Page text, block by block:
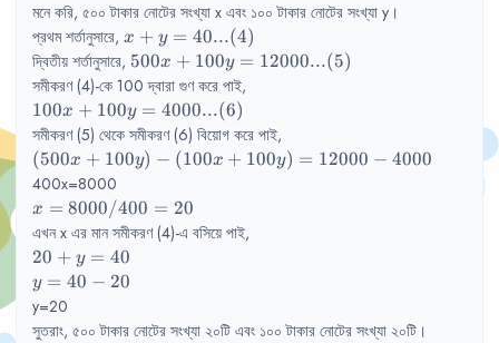
মনে করি, ৫০০ টাকার নোটের সংখ্যা x এবং ১০০ টাকার নোটের সংখ্যা y ।
প্রথম শর্তানুসারে, x+y=40
...(4)
x + y = 40...(4)
দ্বিতীয় শর্তানুসারে, 500x+100y=12000
...(5)
500x + 100y = 12000...(5)
সমীকরণ (4)-কে 100 দ্বারা গুণ করে পাই,
100x+100y=4000
...(6)
100x + 100y = 4000...(6)
সমীকরণ (5) থেকে সমীকরণ (6) বিয়োগ করে পাই,
(500x+100y)-
(100x+100y)=12000-
4000
(500x + 100y) − (100x + 100y) = 12000 − 4000
400x=8000
x=8000/400
= 20
x = 8000/400 = 20
এখন x এর মান সমীকরণ (4)-এ বসিয়ে পাই,
20+y=40
20 + y = 40
y=40-
20
y = 40 − 20
y=20
সুতরাং, ৫০০ টাকার নোটের সংখ্যা ২০টি এবং ১০০ টাকার নোটের সংখ্যা ২০টি ।